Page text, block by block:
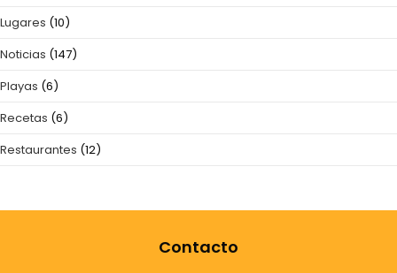
Lugares (10)
Noticias (147)
Playas (6)
Recetas (6)
Restaurantes (12)
Contacto